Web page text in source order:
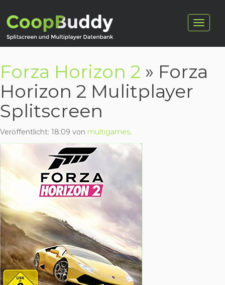
Forza Horizon 2 » Forza
Horizon 2 Mulitplayer
Splitscreen
Veröffentlicht: 18:09 von multigames.